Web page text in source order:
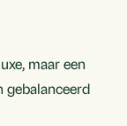
maar een
gebalanceerd